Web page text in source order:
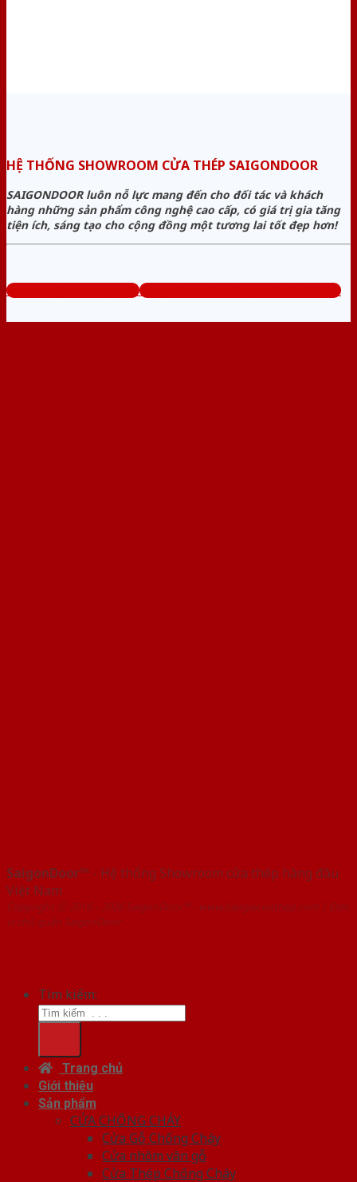
HỆ THỐNG SHOWROOM CỬA THÉP SAIGONDOOR
SAIGONDOOR luôn nỗ lực mang đến cho đối tác và khách
hàng những sản phẩm công nghệ cao cấp, có giá trị gia tăng
tiện ích, sáng tạo cho cộng đồng một tương lai tốt đẹp hơn!
www.baogiacuathep.com Tổng đài tư vấn miễn phí: 0824.400.400
SaigonDoor™ - Hệ thống Showroom cửa thép hàng đầu
Việt Nam
Copyright ⓒ 2016 – 2026 SaigonDoor™ - www.baogiacuathep.com | Đơn
vị chủ quản SaigonDoor
Tìm kiếm:
Trang chủ
Giới thiệu
Sản phẩm
CỬA CHỐNG CHÁY
Cửa Gỗ Chống Cháy
Cửa nhôm vân gỗ
Cửa Thép Chống Cháy